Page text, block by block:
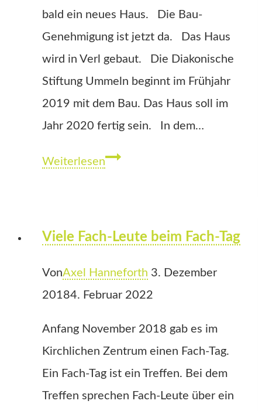
bald ein neues Haus. Die Bau-
Genehmigung ist jetzt da. Das Haus
wird in Verl gebaut. Die Diakonische
Stiftung Ummeln beginnt im Frühjahr
2019 mit dem Bau. Das Haus soll im
Jahr 2020 fertig sein. In dem…
WeiterlesenNeues
Mütter
oder
Väter
Viele Fach-Leute beim Fach-Tag
VonAxel Hanneforth 3. Dezember
20184. Februar 2022
Anfang November 2018 gab es im
Kirchlichen Zentrum einen Fach-Tag.
Ein Fach-Tag ist ein Treffen. Bei dem
Treffen sprechen Fach-Leute über ein